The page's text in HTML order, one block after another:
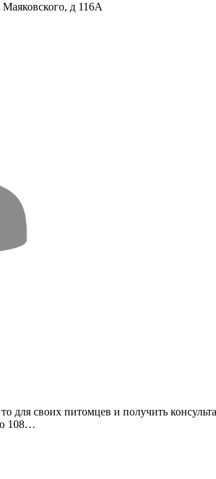
д 116А
для своих питомцев и получить
108…